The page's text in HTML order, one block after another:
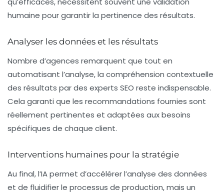
humaine pour garantir la pertinence des résultats.
Analyser les données et les résultats
Nombre d’agences remarquent que tout en
automatisant l’analyse, la compréhension contextuelle
des résultats par des experts SEO reste indispensable.
Cela garanti que les recommandations fournies sont
réellement pertinentes et adaptées aux besoins
spécifiques de chaque client.
Interventions humaines pour la stratégie
Au final, l’IApermet d’accélérer l’analyse des données
et de fluidifier le processus de production, mais un